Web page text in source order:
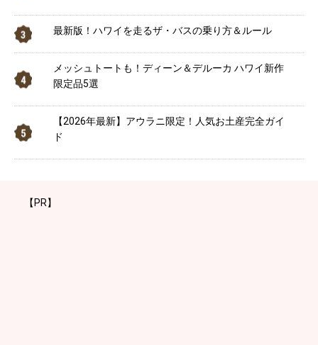
最新版！ハワイを走るザ・バスの乗り方＆ルール
メッシュトートも！ディーン＆デルーカ ハワイ新作
限定品5選
【2026年最新】アウラニ限定！人気お土産完全ガイ
ド
【PR】